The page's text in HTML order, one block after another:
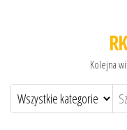
Kolejna